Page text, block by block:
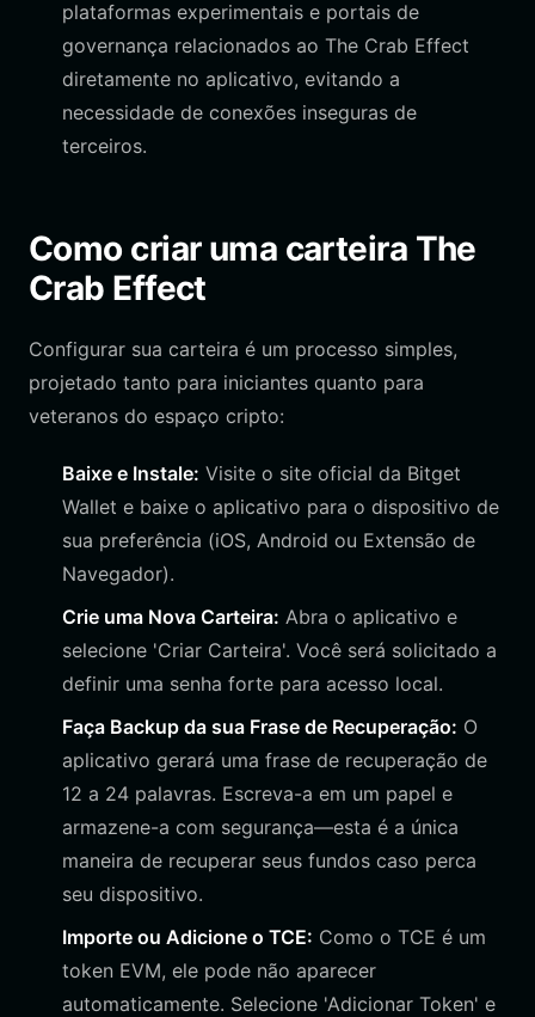
plataformas experimentais e portais de
governança relacionados ao The Crab Effect
diretamente no aplicativo, evitando a
necessidade de conexões inseguras de
terceiros.
Como criar uma carteira The
Crab Effect
Configurar sua carteira é um processo simples,
projetado tanto para iniciantes quanto para
veteranos do espaço cripto:
Baixe e Instale: Visite o site oficial da Bitget
Wallet e baixe o aplicativo para o dispositivo de
sua preferência (iOS, Android ou Extensão de
Navegador).
Crie uma Nova Carteira: Abra o aplicativo e
selecione 'Criar Carteira'. Você será solicitado a
definir uma senha forte para acesso local.
Faça Backup da sua Frase de Recuperação: O
aplicativo gerará uma frase de recuperação de
12 a 24 palavras. Escreva-a em um papel e
armazene-a com segurança—esta é a única
maneira de recuperar seus fundos caso perca
seu dispositivo.
Importe ou Adicione o TCE: Como o TCE é um
token EVM, ele pode não aparecer
automaticamente. Selecione 'Adicionar Token' e